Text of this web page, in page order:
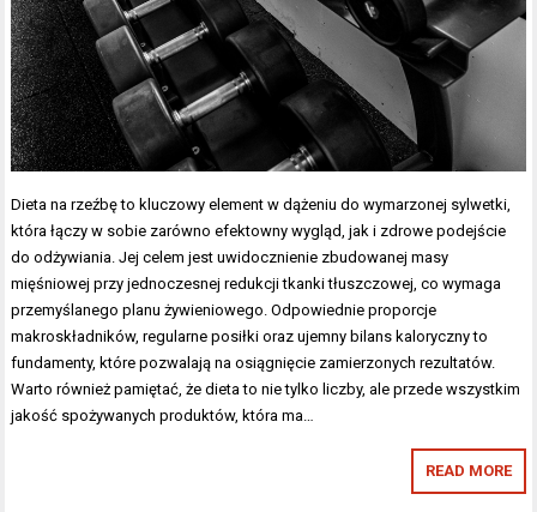
Dieta na rzeźbę to kluczowy element w dążeniu do wymarzonej sylwetki,
która łączy w sobie zarówno efektowny wygląd, jak i zdrowe podejście
do odżywiania. Jej celem jest uwidocznienie zbudowanej masy
mięśniowej przy jednoczesnej redukcji tkanki tłuszczowej, co wymaga
przemyślanego planu żywieniowego. Odpowiednie proporcje
makroskładników, regularne posiłki oraz ujemny bilans kaloryczny to
fundamenty, które pozwalają na osiągnięcie zamierzonych rezultatów.
Warto również pamiętać, że dieta to nie tylko liczby, ale przede wszystkim
jakość spożywanych produktów, która ma…
READ MORE